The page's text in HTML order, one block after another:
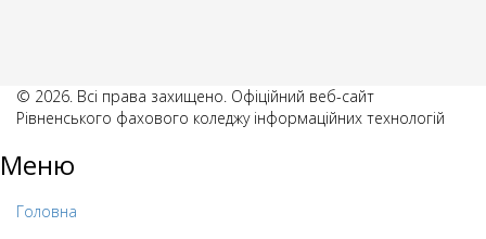
© 2026. Всі права захищено. Офіційний веб-сайт
Рівненського фахового коледжу інформаційних технологій
Меню
Головна